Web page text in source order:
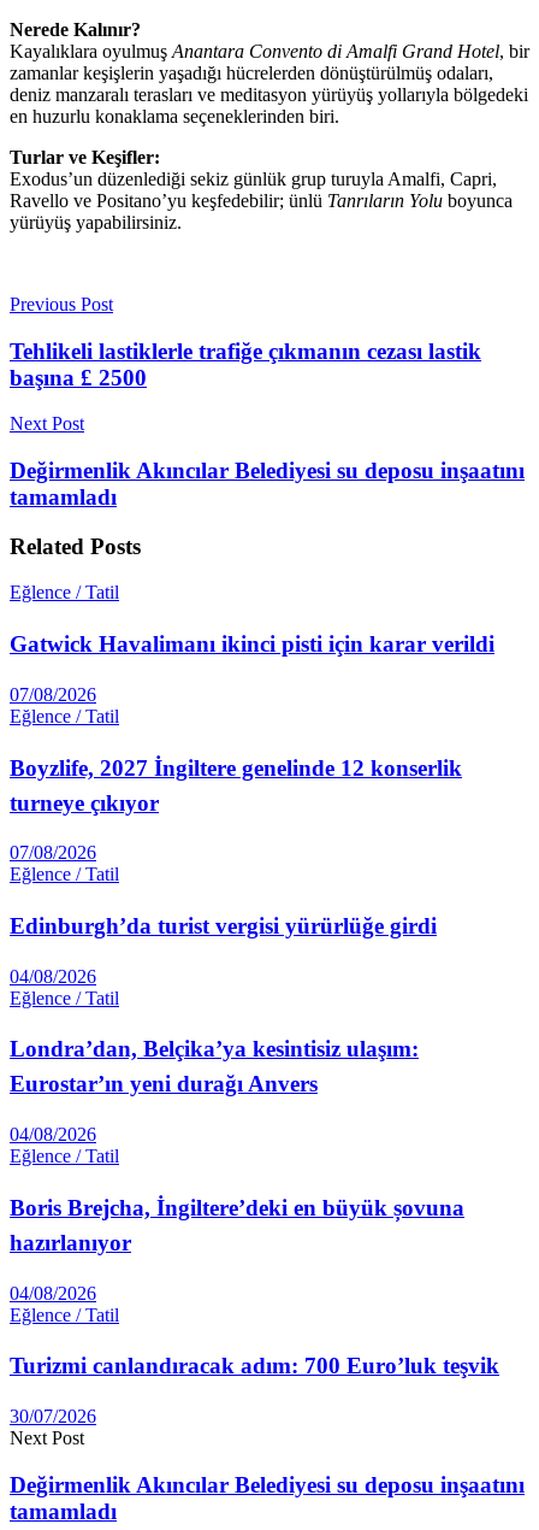
Nerede Kalınır?
Kayalıklara oyulmuş Anantara Convento di Amalfi Grand Hotel, bir
zamanlar keşişlerin yaşadığı hücrelerden dönüştürülmüş odaları,
deniz manzaralı terasları ve meditasyon yürüyüş yollarıyla bölgedeki
en huzurlu konaklama seçeneklerinden biri.
Turlar ve Keşifler:
Exodus’un düzenlediği sekiz günlük grup turuyla Amalfi, Capri,
Ravello ve Positano’yu keşfedebilir; ünlü Tanrıların Yolu boyunca
yürüyüş yapabilirsiniz.
Previous Post
Tehlikeli lastiklerle trafiğe çıkmanın cezası lastik
başına £ 2500
Next Post
Değirmenlik Akıncılar Belediyesi su deposu inşaatını
tamamladı
Related Posts
Eğlence / Tatil
Gatwick Havalimanı ikinci pisti için karar verildi
07/08/2026
Eğlence / Tatil
Boyzlife, 2027 İngiltere genelinde 12 konserlik
turneye çıkıyor
07/08/2026
Eğlence / Tatil
Edinburgh’da turist vergisi yürürlüğe girdi
04/08/2026
Eğlence / Tatil
Londra’dan, Belçika’ya kesintisiz ulaşım:
Eurostar’ın yeni durağı Anvers
04/08/2026
Eğlence / Tatil
Boris Brejcha, İngiltere’deki en büyük șovuna
hazırlanıyor
04/08/2026
Eğlence / Tatil
Turizmi canlandıracak adım: 700 Euro’luk teşvik
30/07/2026
Next Post
Değirmenlik Akıncılar Belediyesi su deposu inşaatını
tamamladı